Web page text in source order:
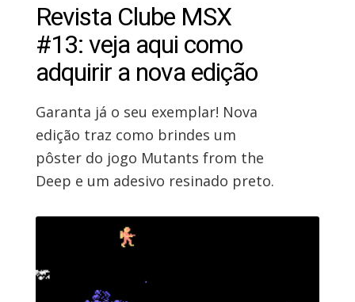
Revista Clube MSX
#13: veja aqui como
adquirir a nova edição
Garanta já o seu exemplar! Nova
edição traz como brindes um
pôster do jogo Mutants from the
Deep e um adesivo resinado preto.